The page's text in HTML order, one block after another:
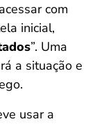
com
inicial,
”. Uma
a situação e
usar a